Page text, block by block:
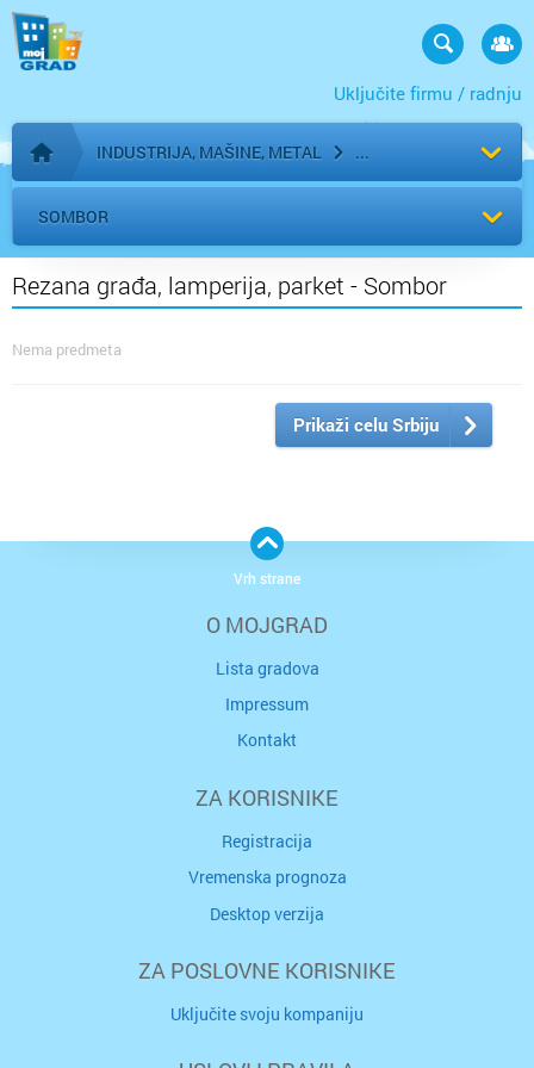
Uključite firmu / radnju
Početna stranica
INDUSTRIJA, MAŠINE, METAL
SOMBOR
Rezana građa, lamperija, parket - Sombor
Nema predmeta
Prikaži celu Srbiju
O MOJGRAD
Lista gradova
Impressum
Kontakt
ZA KORISNIKE
Registracija
Vremenska prognoza
Desktop verzija
ZA POSLOVNE KORISNIKE
Uključite svoju kompaniju
Vrh strane